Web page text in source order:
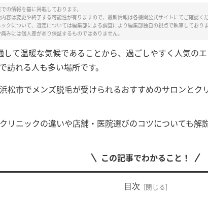
の情報を基に掲載しております。
容は変更や終了する可能性が有りますので、最新情報は各機関公式サイトにてご確認くだ
クについて、選定については編集部による調査により編集部独自の視点で執筆しておりま
みには個人差があり保証するものではありません。
て温暖な気候であることから、 過ごしやすく人気の
訪れる人も多い場所です。
松市でメンズ脱毛が受けられるおすすめのサロンと
リニックの違いや店舗・医院選びのコツについても解
この記事でわかること！
目次